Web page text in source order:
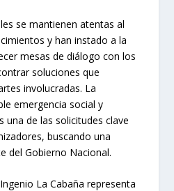
se mantienen atentas al
y han instado a la
mesas de diálogo con los
soluciones que
involucradas. La
emergencia social y
una de las solicitudes clave
buscando una
del Gobierno Nacional.
La Cabaña representa